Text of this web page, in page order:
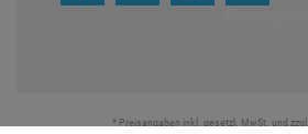
* Preisangaben inkl. gesetzl. MwSt. und zzgl.